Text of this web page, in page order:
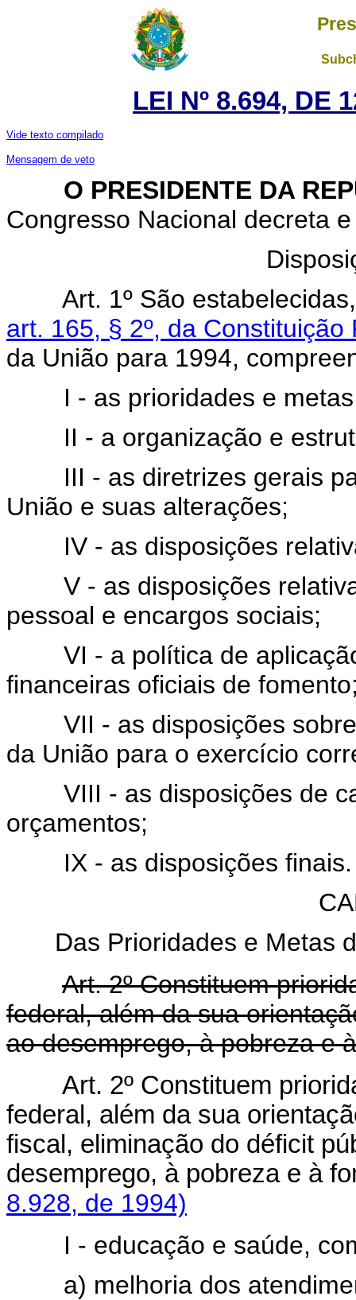
LEI Nº 8.694, DE
Vide texto compilado
Mensagem de veto
O PRESIDENTE DA
Congresso Nacional decreta
Art. 1º São
art. 165, § 2º, da Constituição
da União para 1994,
I - as prioridades e metas
II - a organização e
III - as diretrizes gerais
União e suas alterações;
IV - as disposições
V - as disposições
pessoal e encargos sociais;
VI - a política de aplicação
financeiras oficiais de
VII - as disposições sobre
da União para o exercício
VIII - as disposições de
orçamentos;
IX - as disposições finais.
Das Prioridades e Metas
Art. 2º Constituem
federal, além da sua
ao desemprego, à pobreza e
Art. 2º Constituem
federal, além da sua
fiscal, eliminação do déficit
desemprego, à pobreza e à
8.928, de 1994)
I - educação e saúde,
a) melhoria dos